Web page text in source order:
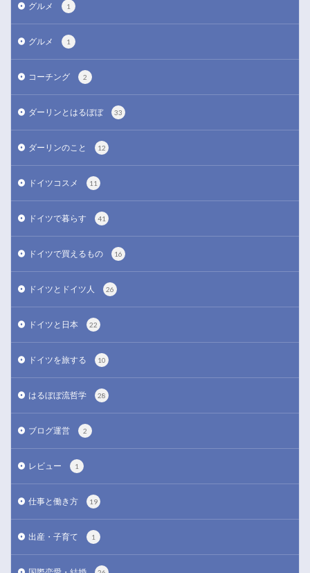
グルメ 1
グルメ 1
コーチング 2
ダーリンとはるぼぼ 33
ダーリンのこと 12
ドイツコスメ 11
ドイツで暮らす 41
ドイツで買えるもの 16
ドイツとドイツ人 26
ドイツと日本 22
ドイツを旅する 10
はるぼぼ流哲学 28
ブログ運営 2
レビュー 1
仕事と働き方 19
出産・子育て 1